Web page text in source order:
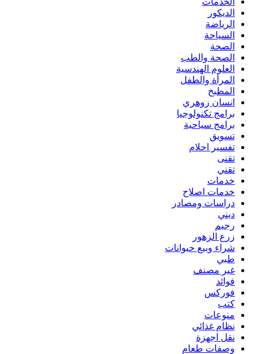
الديكور
الرياضة
السياحة
الصحة
الصحة والطب
العلوم الهندسية
المرأة والطفل
المطبخ
انسان زوهري
برامج تكنولوجيا
برامج سياحية
تسويق
تفسير احلام
تقنى
تقني
خدمات
خدمات اصلاح
دراسات ومصادر
ديني
رجيم
زرع الزهور
شراء وبيع حيوانات
طبي
غير مصنف
فوائد
فوركس
كتب
منوعات
نظام غذائي
نقل اجهزة
وصفات طعام